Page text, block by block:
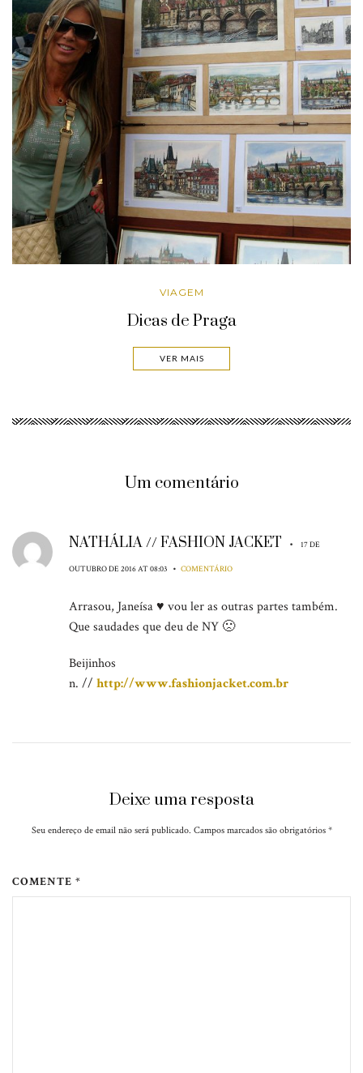
VIAGEM
Dicas de Praga
VER MAIS
Um comentário
NATHÁLIA // FASHION JACKET • 17 DE
OUTUBRO DE 2016 AT 08:03 • COMENTÁRIO
Arrasou, Janeísa ♥ vou ler as outras partes também.
Que saudades que deu de NY 🙁
Beijinhos
n. // http://www.fashionjacket.com.br
Deixe uma resposta
Seu endereço de email não será publicado. Campos marcados são obrigatórios *
COMENTE *